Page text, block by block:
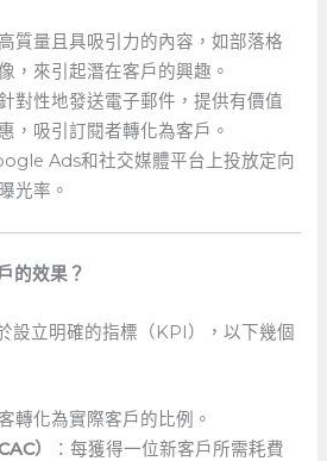
質量且具吸引力的內容，如部落格
，來引起潛在客戶的興趣。
針對性地發送電子郵件，提供有價值
，吸引訂閱者轉化為客戶。
Ads和社交媒體平台上投放定向
光率。
的效果？
設立明確的指標（KPI），以下幾個
轉化為實際客戶的比例。
）
：每獲得一位新客戶所需耗費